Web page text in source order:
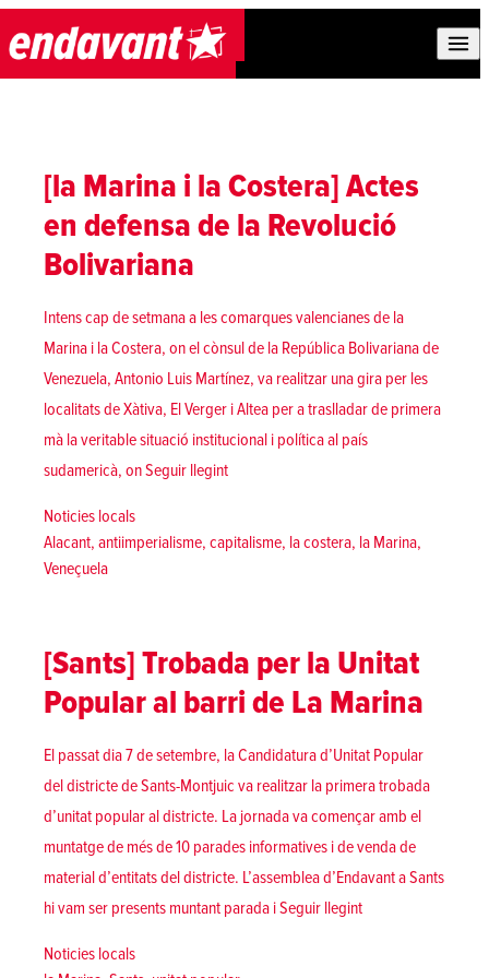
Skip to content
[la Marina i la Costera] Actes
en defensa de la Revolució
Bolivariana
Intens cap de setmana a les comarques valencianes de la
Marina i la Costera, on el cònsul de la República Bolivariana de
Venezuela, Antonio Luis Martínez, va realitzar una gira per les
localitats de Xàtiva, El Verger i Altea per a traslladar de primera
mà la veritable situació institucional i política al país
sudamericà, onSeguir llegint«[la Marina i la Costera] Actes en
Posted in
Noticies locals
Tags:
Alacant, antiimperialisme, capitalisme, la costera, la Marina,
Veneçuela
[Sants] Trobada per la Unitat
Popular al barri de La Marina
El passat dia 7 de setembre, la Candidatura d’Unitat Popular
del districte de Sants-Montjuic va realitzar la primera trobada
d’unitat popular al districte. La jornada va començar amb el
muntatge de més de 10 parades informatives i de venda de
material d’entitats del districte. L’assemblea d’Endavant a Sants
hi vam ser presents muntant parada iSeguir llegint«[Sants] Trobada
Posted in
Noticies locals